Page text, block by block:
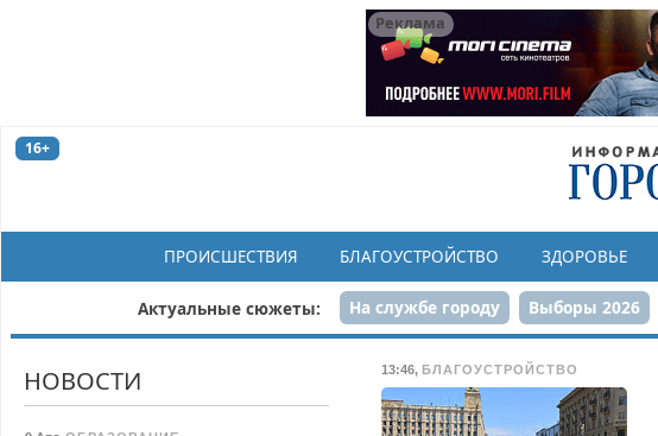
Реклама
16+
ПРОИСШЕСТВИЯ БЛАГОУСТРОЙСТВО ЗДОРОВЬЕ
Актуальные сюжеты: На службе городу Выборы 2026
Реконструкция
13:46, БЛАГОУСТРОЙСТВО
НОВОСТИ